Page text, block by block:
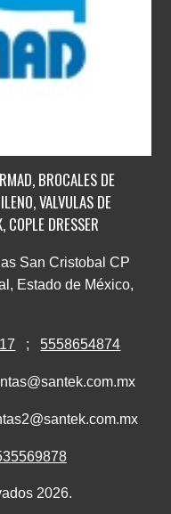
BROCALES DE
VALVULAS DE
COPLE DRESSER
San Cristobal CP
Estado de México,
;5558654874
2026.